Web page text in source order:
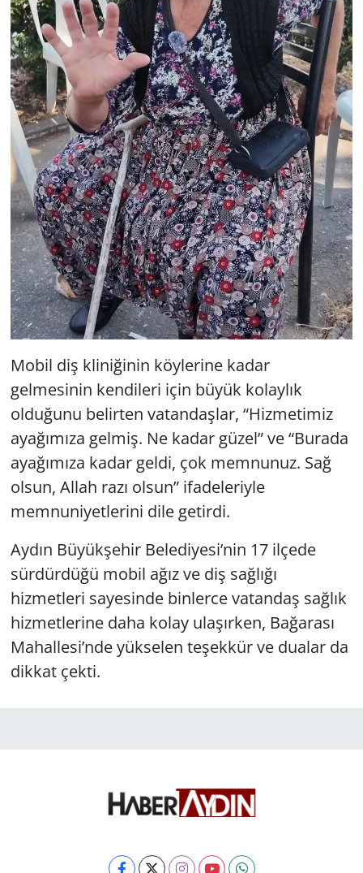
Mobil diş kliniğinin köylerine kadar
gelmesinin kendileri için büyük kolaylık
olduğunu belirten vatandaşlar, “Hizmetimiz
ayağımıza gelmiş. Ne kadar güzel” ve “Burada
ayağımıza kadar geldi, çok memnunuz. Sağ
olsun, Allah razı olsun” ifadeleriyle
memnuniyetlerini dile getirdi.
Aydın Büyükşehir Belediyesi’nin 17 ilçede
sürdürdüğü mobil ağız ve diş sağlığı
hizmetleri sayesinde binlerce vatandaş sağlık
hizmetlerine daha kolay ulaşırken, Bağarası
Mahallesi’nde yükselen teşekkür ve dualar da
dikkat çekti.